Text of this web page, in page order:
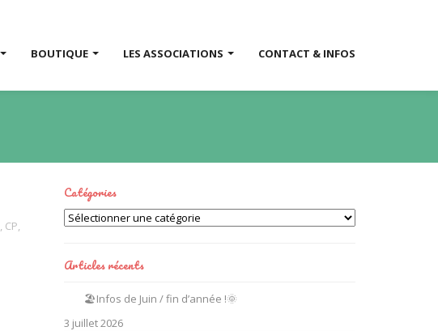
BOUTIQUE LES ASSOCIATIONS CONTACT & INFOS
, CP,
Catégories
Catégories
Articles récents
🏖️Infos de Juin / fin d’année !🌞
3 juillet 2026